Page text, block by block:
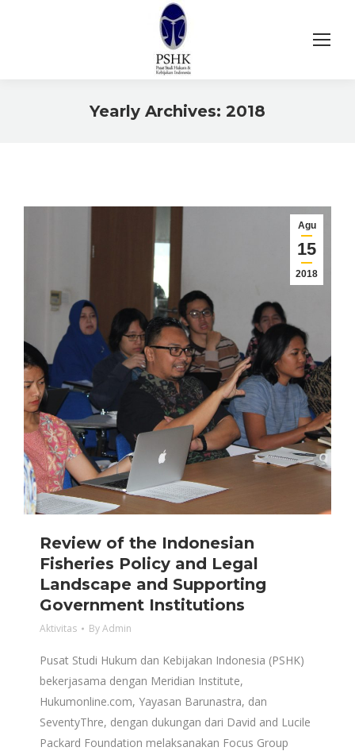
Yearly Archives: 2018
Agu
15
2018
Review of the Indonesian
Fisheries Policy and Legal
Landscape and Supporting
Government Institutions
Aktivitas ByAdmin
Pusat Studi Hukum dan Kebijakan Indonesia (PSHK)
bekerjasama dengan Meridian Institute,
Hukumonline.com, Yayasan Barunastra, dan
SeventyThre, dengan dukungan dari David and Lucile
Packard Foundation melaksanakan Focus Group